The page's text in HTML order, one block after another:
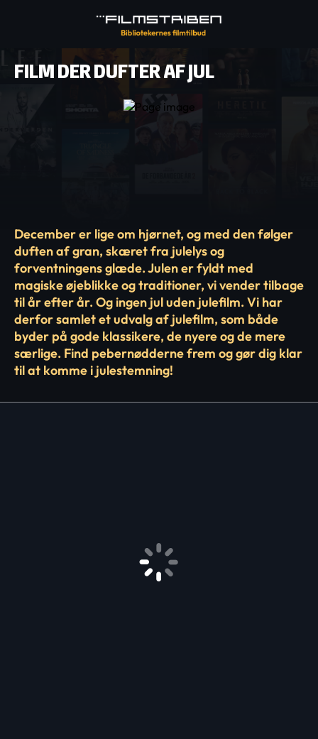
FILM DER DUFTER AF JUL
December er lige om hjørnet, og med den følger
duften af gran, skæret fra julelys og
forventningens glæde. Julen er fyldt med
magiske øjeblikke og traditioner, vi vender tilbage
til år efter år. Og ingen jul uden julefilm. Vi har
derfor samlet et udvalg af julefilm, som både
byder på gode klassikere, de nyere og de mere
særlige. Find pebernødderne frem og gør dig klar
til at komme i julestemning!